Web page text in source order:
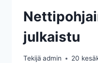
julkaistu
Tekijä admin 20